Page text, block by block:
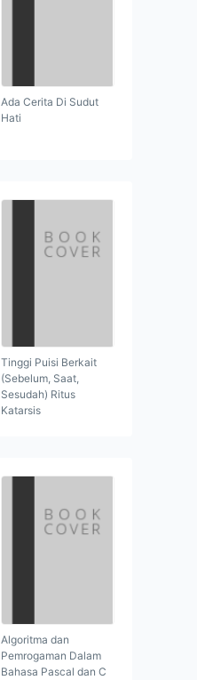
Ada Cerita Di Sudut
Hati
Tinggi Puisi Berkait
(Sebelum, Saat,
Sesudah) Ritus
Katarsis
Algoritma dan
Pemrogaman Dalam
Bahasa Pascal dan C